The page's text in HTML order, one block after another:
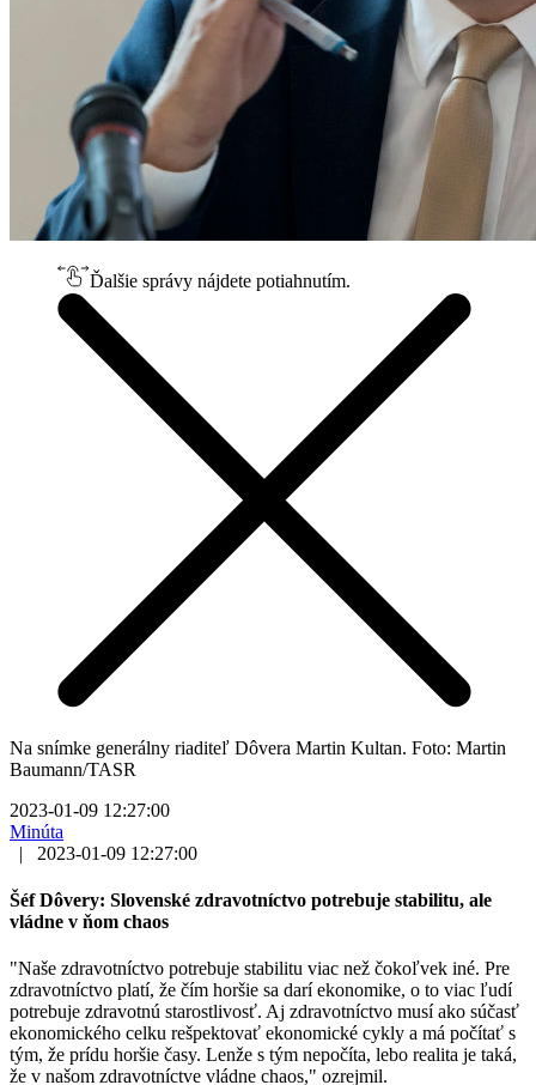
Ďalšie správy nájdete potiahnutím.
Na snímke generálny riaditeľ Dôvera Martin Kultan. Foto: Martin
Baumann/TASR
2023-01-09 12:27:00
Minúta
|
2023-01-09 12:27:00
Šéf Dôvery: Slovenské zdravotníctvo potrebuje stabilitu, ale
vládne v ňom chaos
"Naše zdravotníctvo potrebuje stabilitu viac než čokoľvek iné. Pre
zdravotníctvo platí, že čím horšie sa darí ekonomike, o to viac ľudí
potrebuje zdravotnú starostlivosť. Aj zdravotníctvo musí ako súčasť
ekonomického celku rešpektovať ekonomické cykly a má počítať s
tým, že prídu horšie časy. Lenže s tým nepočíta, lebo realita je taká,
že v našom zdravotníctve vládne chaos," ozrejmil.